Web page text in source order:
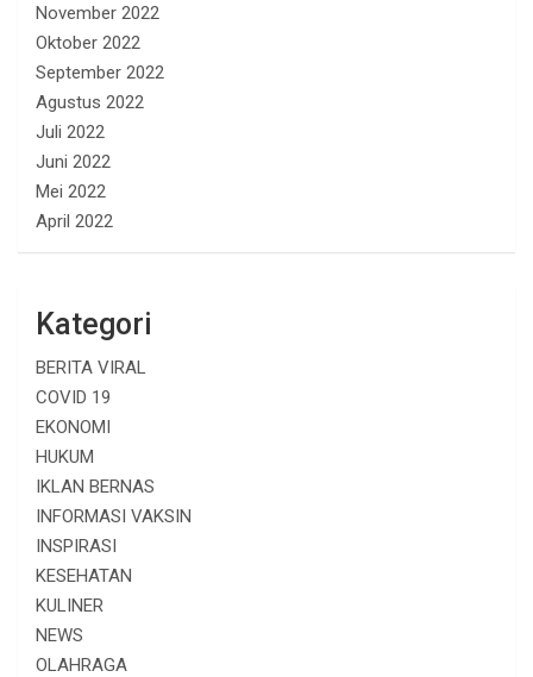
November 2022
Oktober 2022
September 2022
Agustus 2022
Juli 2022
Juni 2022
Mei 2022
April 2022
Kategori
BERITA VIRAL
COVID 19
EKONOMI
HUKUM
IKLAN BERNAS
INFORMASI VAKSIN
INSPIRASI
KESEHATAN
KULINER
NEWS
OLAHRAGA